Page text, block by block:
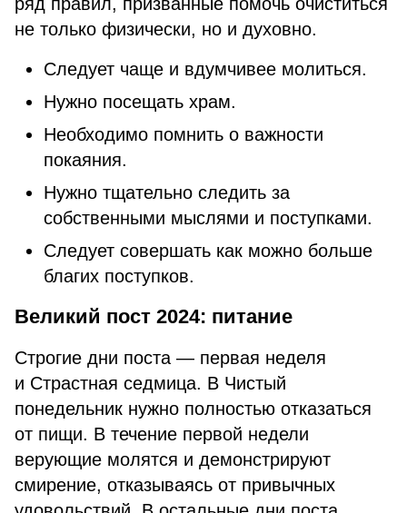
не только физически, но и духовно.
Следует чаще и вдумчивее молиться.
Нужно посещать храм.
Необходимо помнить о важности
покаяния.
Нужно тщательно следить за
собственными мыслями и поступками.
Следует совершать как можно больше
благих поступков.
Великий пост 2024: питание
Строгие дни поста — первая неделя
и Страстная седмица. В Чистый
понедельник нужно полностью отказаться
от пищи. В течение первой недели
верующие молятся и демонстрируют
смирение, отказываясь от привычных